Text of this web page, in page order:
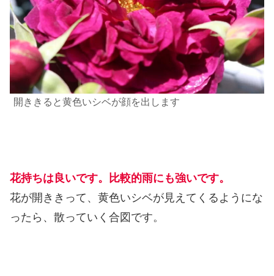
開ききると黄色いシベが顔を出します
花持ちは良いです。比較的雨にも強いです。
花が開ききって、黄色いシベが見えてくるようにな
ったら、散っていく合図です。